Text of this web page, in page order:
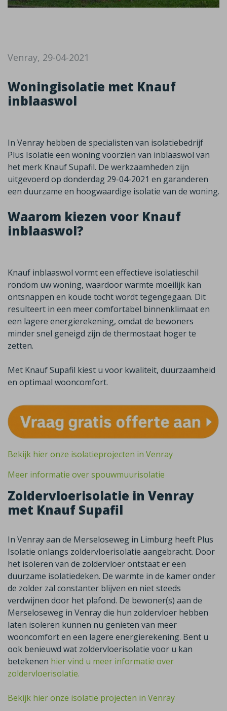
Venray, 29-04-2021
Woningisolatie met Knauf
inblaaswol
In Venray hebben de specialisten van isolatiebedrijf
Plus Isolatie een woning voorzien van inblaaswol van
het merk Knauf Supafil. De werkzaamheden zijn
uitgevoerd op donderdag 29-04-2021 en garanderen
een duurzame en hoogwaardige isolatie van de woning.
Waarom kiezen voor Knauf
inblaaswol?
Knauf inblaaswol vormt een effectieve isolatieschil
rondom uw woning, waardoor warmte moeilijk kan
ontsnappen en koude tocht wordt tegengegaan. Dit
resulteert in een meer comfortabel binnenklimaat en
een lagere energierekening, omdat de bewoners
minder snel geneigd zijn de thermostaat hoger te
zetten.
Met Knauf Supafil kiest u voor kwaliteit, duurzaamheid
en optimaal wooncomfort.
Bekijk hier onze isolatieprojecten in Venray
Meer informatie over spouwmuurisolatie
Zoldervloerisolatie in Venray
met Knauf Supafil
In Venray aan de Merseloseweg in Limburg heeft Plus
Isolatie onlangs zoldervloerisolatie aangebracht. Door
het isoleren van de zoldervloer ontstaat er een
duurzame isolatiedeken. De warmte in de kamer onder
de zolder zal constanter blijven en niet steeds
verdwijnen door het plafond. De bewoner(s) aan de
Merseloseweg in Venray die hun zoldervloer hebben
laten isoleren kunnen nu genieten van meer
wooncomfort en een lagere energierekening. Bent u
ook benieuwd wat zoldervloerisolatie voor u kan
betekenen hier vind u meer informatie over
zoldervloerisolatie.
Bekijk hier onze isolatie projecten in Venray